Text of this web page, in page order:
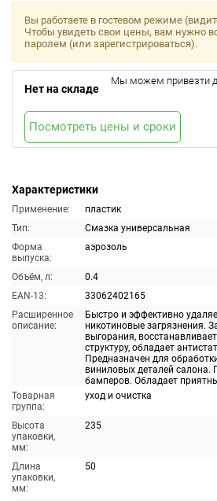
Характеристики
Применение:
пластик
Тип:
Смазка универсальная
Форма
выпуска:
аэрозоль
Объём, л:
0.4
EAN-13:
33062402165
Расширенное
описание:
Быстро и эффективно
никотиновые загрязнения.
выгорания,
структуру, обладает
Предназначен для
виниловых деталей салона.
бамперов. Обладает
Товарная
группа:
уход и очистка
Высота
упаковки,
мм:
235
Длина
упаковки,
мм:
50
Вы работаете в гостевом режиме
Чтобы увидеть свои цены, вам нужно
паролем (или зарегистрироваться).
Нет на складе
Мы можем привезти
Посмотреть цены и сроки